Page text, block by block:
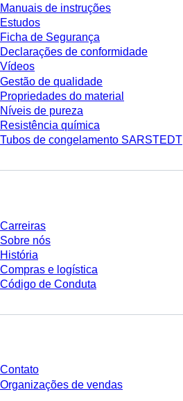
Manuais de instruções
Estudos
Ficha de Segurança
Declarações de conformidade
Vídeos
Gestão de qualidade
Propriedades do material
Níveis de pureza
Resistência química
Tubos de congelamento SARSTEDT
Carreiras
Sobre nós
História
Compras e logística
Código de Conduta
Contato
Organizações de vendas